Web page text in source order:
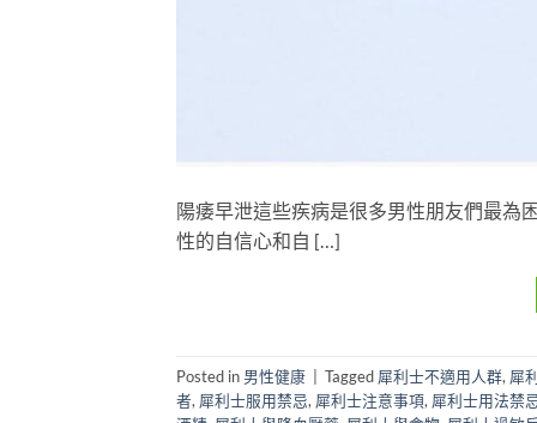
陽痿早泄這些疾病是很多男性朋友們最為
性的自信心和自 […]
Posted in 男性健康 Tagged 犀利士不適用人群, 犀
者, 犀利士服用禁忌, 犀利士注意事項, 犀利士用法禁